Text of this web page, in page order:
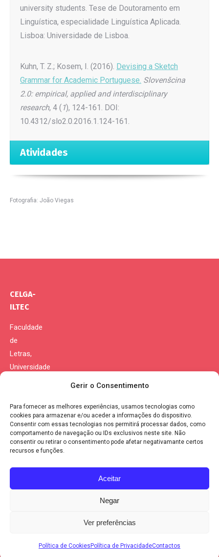
Gerir o Consentimento
Para fornecer as melhores experiências, usamos tecnologias como
cookies para armazenar e/ou aceder a informações do dispositivo.
Consentir com essas tecnologias nos permitirá processar dados, como
comportamento de navegação ou IDs exclusivos neste site. Não
consentir ou retirar o consentimento pode afetar negativamante certos
recursos e funções.
Aceitar
Negar
Ver preferências
Política de Cookies Política de PrivacidadeContactos
university students. Tese de Doutoramento em
Linguística, especialidade Linguística Aplicada.
Lisboa: Universidade de Lisboa.
Kuhn, T. Z.; Kosem, I. (2016). Devising a Sketch
Grammar for Academic Portuguese. Slovenšcina
2.0: empirical, applied and interdisciplinary
research, 4 ( 1), 124-161. DOI:
10.4312/slo2.0.2016.1.124-161.
Atividades
Fotografia: João Viegas
CELGA-
ILTEC
Faculdade
de
Letras,
Universidade
Morada:
Largo da
Porta
Férrea
3004-530
Política de Privacidade